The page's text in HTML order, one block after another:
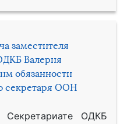
заместителя
Валерия
обязанности
секретаря ООН
ОДКБ